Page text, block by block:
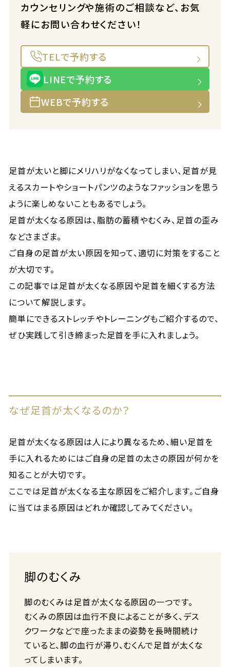
カウンセリングや施術のご相談など、お気
軽にお問い合わせください！
TELで予約する
LINEで予約する
WEBで予約する
足首が太いと脚にメリハリがなくなってしまい、足首が見
えるスカートやショートパンツのようなファッションを思う
ように楽しめないこともあるでしょう。
足首が太くなる原因は、脂肪の蓄積やむくみ、足首の歪み
などさまざま。
ご自身の足首が太い原因を知って、適切に対策をすること
が大切です。
この記事では足首が太くなる原因や足首を細くする方法
について解説します。
簡単にできるストレッチやトレーニングもご紹介するので、
ぜひ実践して引き締まった足首を手に入れましょう。
なぜ足首が太くなるのか？
足首が太くなる原因は人により異なるため、細い足首を
手に入れるためにはご自身の足首の太さの原因が何かを
知ることが大切です。
ここでは足首が太くなる主な原因をご紹介します。ご自身
に当てはまる原因はどれか確認してみてください。
脚のむくみ
脚のむくみは足首が太くなる原因の一つです。
むくみの原因は血行不良によることが多く、デス
クワークなどで座ったままの姿勢を長時間続け
ていると、脚の血行が滞り、むくんで足首が太くな
ってしまいます。